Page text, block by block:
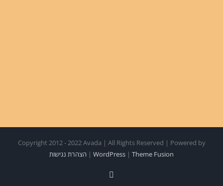
Copyright 2012 - 2022 Avada | All Rights Reserved | Powered by
WordPress | Theme Fusion
| הצהרת נגישות